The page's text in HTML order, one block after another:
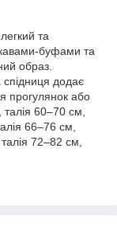
та
буфами та
образ.
спідниця додає
прогулянок або
60–70 см,
66–76 см,
72–82 см,